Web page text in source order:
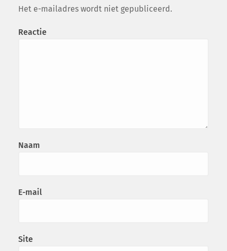
Het e-mailadres wordt niet gepubliceerd.
Reactie
Naam
E-mail
Site